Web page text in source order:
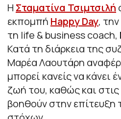
Η Σταματίνα Τσιμτσιλή
εκπομπή Happy Day,
τη life & business coach,
Κατά τη διάρκεια της
Μαρέα Λαουτάρη
μπορεί κανείς να κάνει
ζωή του, καθώς και στις
βοηθούν στην